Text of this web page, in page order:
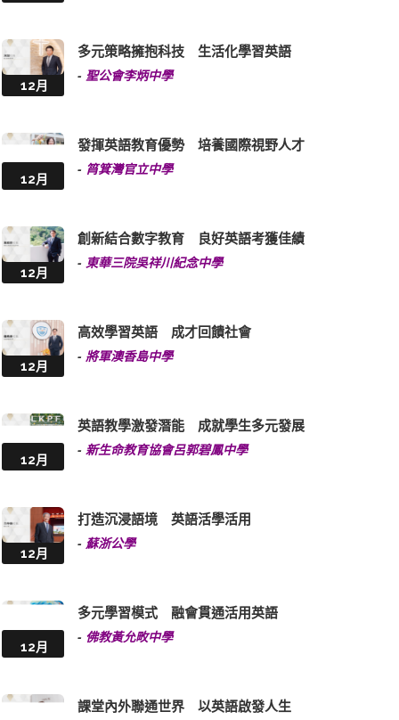
12月
多元策略擁抱科技 生活化學習英語
- 聖公會李炳中學
12月
發揮英語教育優勢 培養國際視野人才
- 筲箕灣官立中學
12月
創新結合數字教育 良好英語考獲佳績
- 東華三院吳祥川紀念中學
12月
高效學習英語 成才回饋社會
- 將軍澳香島中學
12月
英語教學激發潛能 成就學生多元發展
- 新生命教育協會呂郭碧鳳中學
12月
打造沉浸語境 英語活學活用
- 蘇浙公學
12月
多元學習模式 融會貫通活用英語
- 佛教黃允畋中學
課堂內外聯通世界 以英語啟發人生